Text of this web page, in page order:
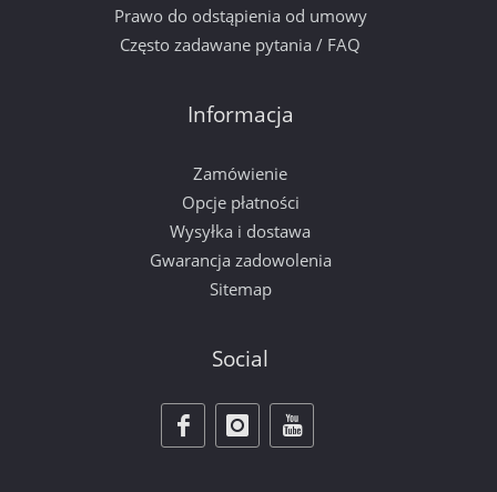
Prawo do odstąpienia od umowy
Często zadawane pytania / FAQ
Informacja
Zamówienie
Opcje płatności
Wysyłka i dostawa
Gwarancja zadowolenia
Sitemap
Social